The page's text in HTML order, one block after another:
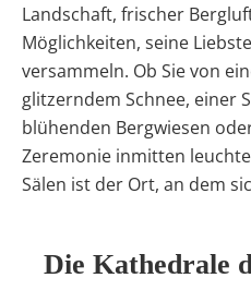
Landschaft, frischer
Möglichkeiten, seine
versammeln. Ob Sie von
glitzerndem Schnee, einer
blühenden Bergwiesen
Zeremonie inmitten
Sälen ist der Ort, an dem
Die Kathedrale